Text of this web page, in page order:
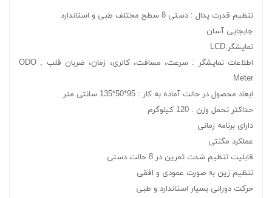
تنظیم قدرت پدال : دستی 8 سطح مختلف طبی و استاندارد
جابجایی آسان
نمایشگر:LCD
اطلاعات نمایشگر : سرعت، مسافت، کالری، زمان، ضربان قلب , ODO
Meter
ابعاد محصول در حالت آماده به کار : 95*50*135 سانتی متر
حداکثر تحمل وزن : 120 کیلوگرم
دارای برنامه زمانی
عملکرد مگنتی
قابلیت تنظیم شدت تمرین در 8 حالت دستی
تنظیم زین به صورت عمودی و افقی
حرکت دورانی بسیار استاندارد و طبی